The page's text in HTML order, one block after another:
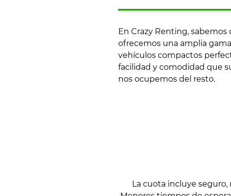
En Crazy Renting,
ofrecemos una amplia
vehículos compactos
facilidad y comodidad que
nos ocupemos del resto.
La cuota incluye